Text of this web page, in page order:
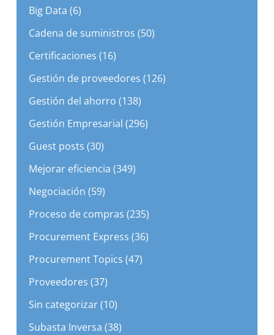
Cadena de suministros (50)
Certificaciones (16)
Gestión de proveedores (126)
Gestión del ahorro (138)
Gestión Empresarial (296)
Guest posts (30)
Mejorar eficiencia (349)
Negociación (59)
Proceso de compras (235)
Procurement Express (36)
Procurement Topics (47)
Proveedores (37)
Sin categorizar (10)
Subasta Inversa (38)